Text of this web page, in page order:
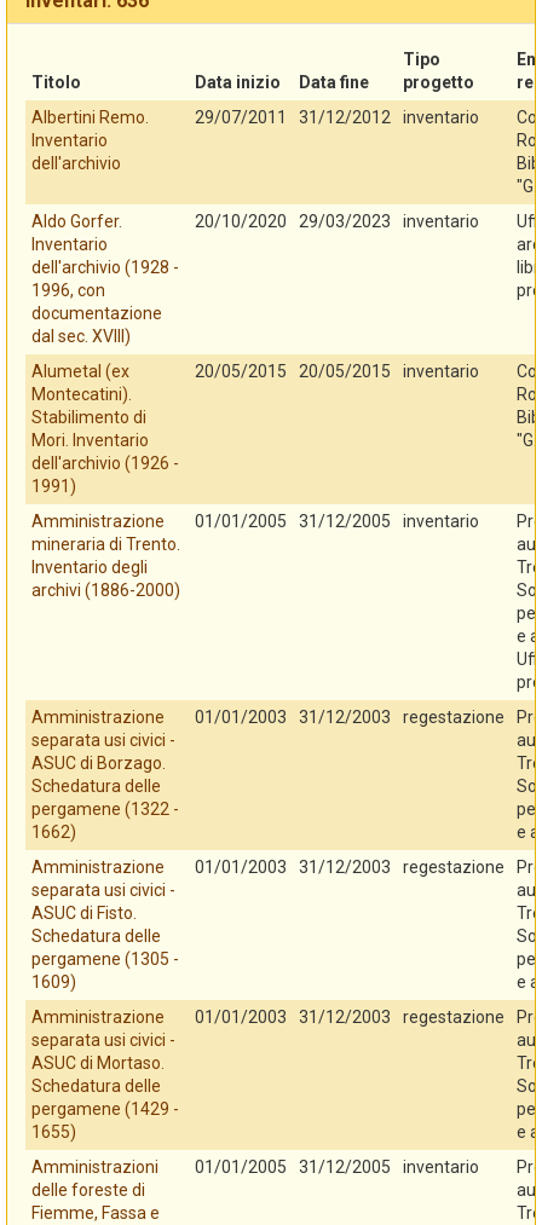
Titolo Data inizio Data fine
Tipo
progetto
Albertini Remo.
Inventario
dell'archivio
29/07/2011 31/12/2012 inventario
Aldo Gorfer.
Inventario
dell'archivio (1928 -
1996, con
documentazione
dal sec. XVIII)
20/10/2020 29/03/2023 inventario
Alumetal (ex
Montecatini).
Stabilimento di
Mori. Inventario
dell'archivio (1926 -
1991)
20/05/2015 20/05/2015 inventario
Amministrazione
mineraria di Trento.
Inventario degli
archivi (1886-2000)
01/01/2005 31/12/2005 inventario
e
Amministrazione
separata usi civici -
ASUC di Borzago.
Schedatura delle
pergamene (1322 -
1662)
01/01/2003 31/12/2003 regestazione
e
Amministrazione
separata usi civici -
ASUC di Fisto.
Schedatura delle
pergamene (1305 -
1609)
01/01/2003 31/12/2003 regestazione
e
Amministrazione
separata usi civici -
ASUC di Mortaso.
Schedatura delle
pergamene (1429 -
1655)
01/01/2003 31/12/2003 regestazione
e
Amministrazioni
delle foreste di
Fiemme, Fassa e
01/01/2005 31/12/2005 inventario